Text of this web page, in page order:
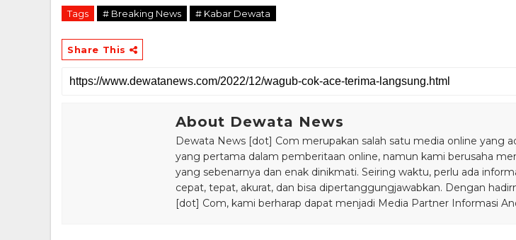
Tags # Breaking News # Kabar Dewata
Share This
About Dewata News
Dewata News [dot] Com merupakan salah satu media online yang
yang pertama dalam pemberitaan online, namun kami berusaha
yang sebenarnya dan enak dinikmati. Seiring waktu, perlu ada
cepat, tepat, akurat, dan bisa dipertanggungjawabkan. Dengan
[dot] Com, kami berharap dapat menjadi Media Partner Informasi